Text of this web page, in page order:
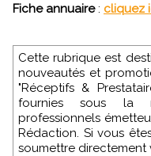
Fiche annuaire: cliquez
Cette rubrique est destinée exclusivement aux produits,
nouveautés et
"Réceptifs &
fournies sous la
professionnels
Rédaction. Si vous
soumettre directement